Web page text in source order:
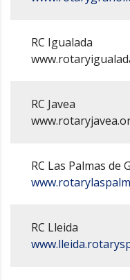
RC Igualada
RC Javea
RC Las Palmas de
RC Lleida